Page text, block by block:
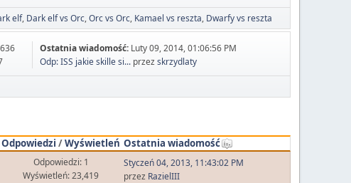
elf Dark elf vs Orc Orc vs Orc Kamael vs reszta Dwarfy vs reszta
Ostatnia wiadomość: Luty 09, 2014, 01:06:56 PM
Odp: ISS jakie skille si... przezskrzydlaty
Odpowiedzi /Wyświetleń Ostatnia wiadomość
Odpowiedzi: 1
Wyświetleń: 23,419
Styczeń 04, 2013, 11:43:02 PM
przez RazielIII